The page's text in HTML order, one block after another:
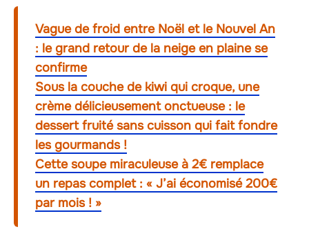
Vague de froid entre Noël et le Nouvel An
: le grand retour de la neige en plaine se
confirme
Sous la couche de kiwi qui croque, une
crème délicieusement onctueuse : le
dessert fruité sans cuisson qui fait fondre
les gourmands !
Cette soupe miraculeuse à 2€ remplace
un repas complet : « J’ai économisé 200€
par mois ! »